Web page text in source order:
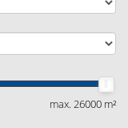
max. 26000 m²